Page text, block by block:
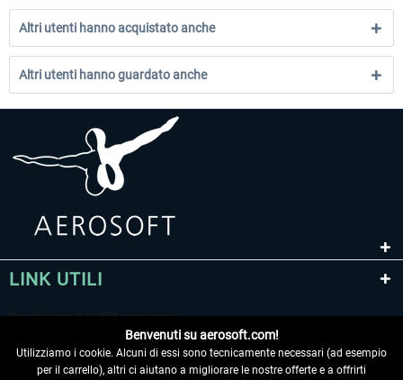
Altri utenti hanno acquistato anche
Altri utenti hanno guardato anche
LINK UTILI
Benvenuti su aerosoft.com!
Utilizziamo i cookie. Alcuni di essi sono tecnicamente necessari (ad esempio
per il carrello), altri ci aiutano a migliorare le nostre offerte e a offrirti